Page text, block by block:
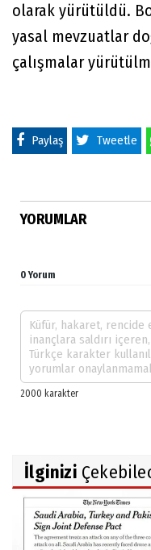
olarak yürütüldü.
yasal mevzuatlar
çalışmalar
Paylaş Tweetle
YORUMLAR
0 Yorum
İlginizi